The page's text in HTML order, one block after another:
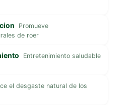
Promueve
de roer
Entretenimiento saludable
el desgaste natural de los